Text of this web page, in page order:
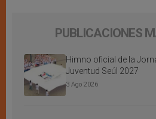
PUBLICACIONES
Himno oficial de la
Juventud Seúl 2027
3 Ago 2026